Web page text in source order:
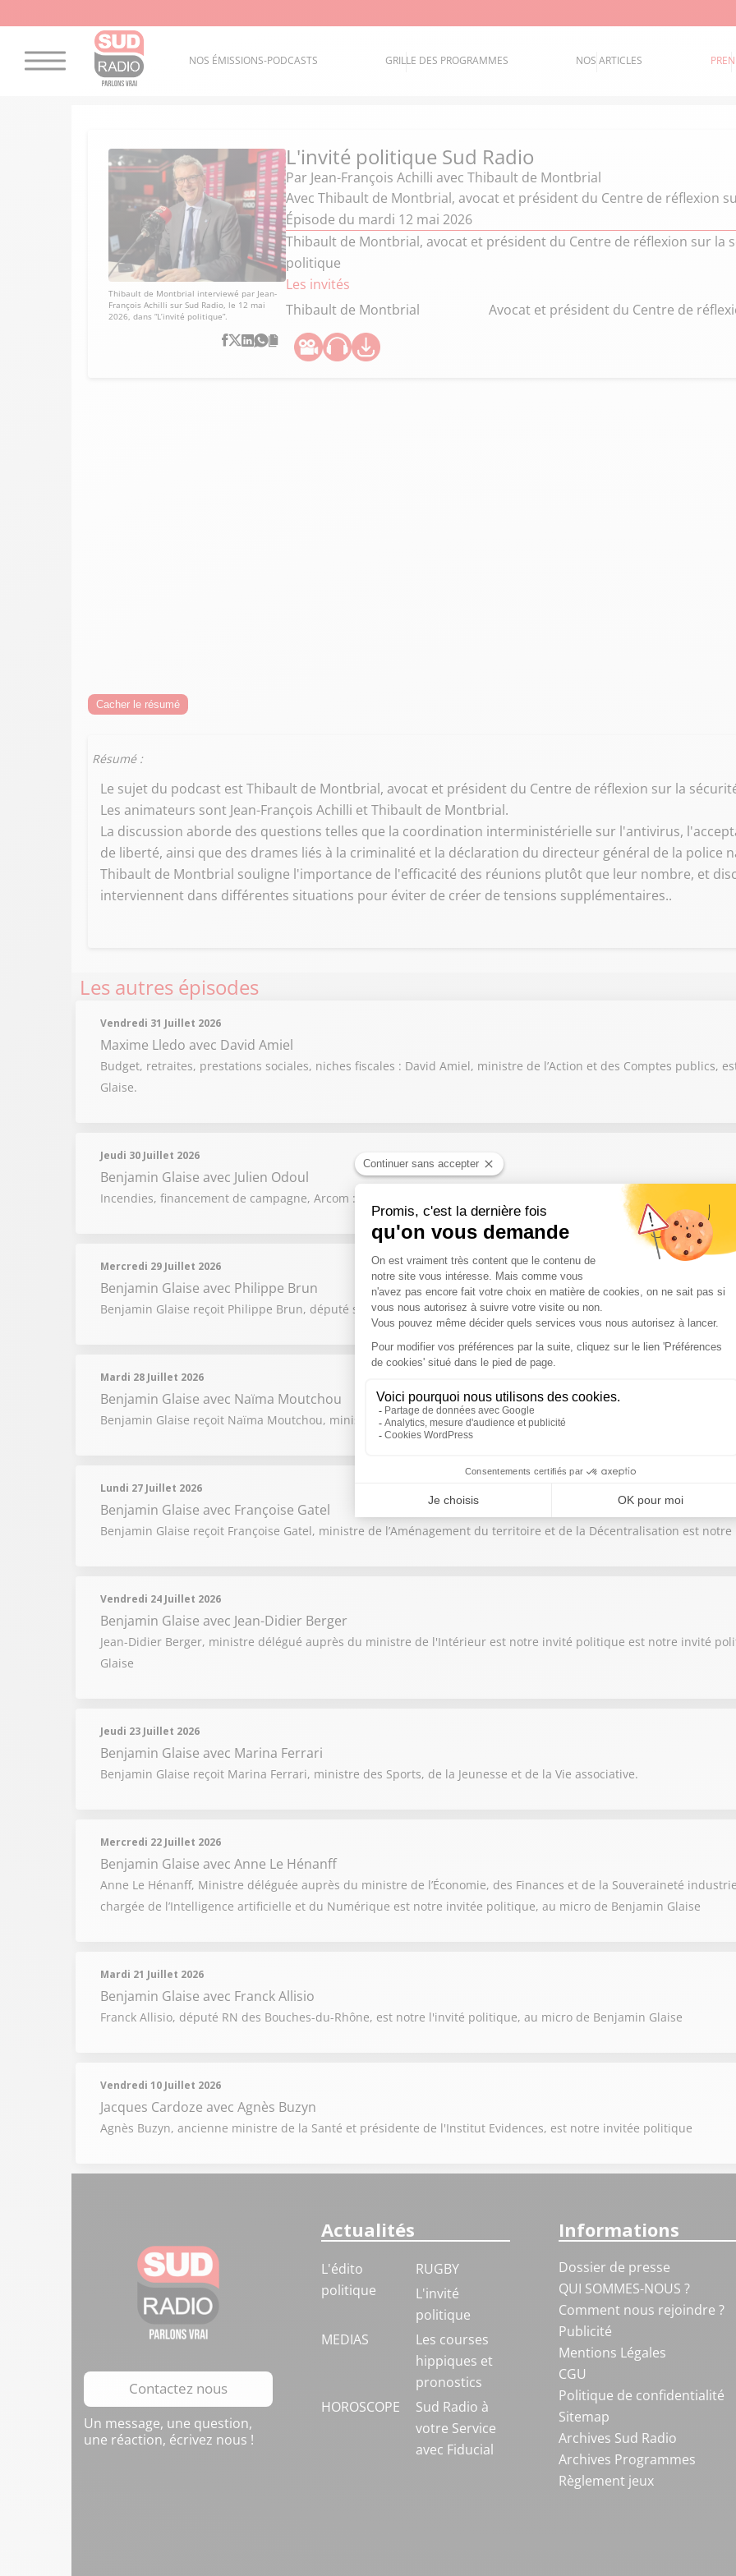
NOS ÉMISSIONS-PODCASTS GRILLE DES PROGRAMMES NOS ARTICLES
Thibault de Montbrial interviewé par Jean-
François Achilli sur Sud Radio, le 12 mai
2026, dans “L’invité politique”.
L'invité politique Sud Radio
Par Jean-François Achilli avec Thibault de Montbrial
Avec Thibault de Montbrial, avocat et président du Centre de réflexion
Épisode du mardi 12 mai 2026
Thibault de Montbrial, avocat et président du Centre de réflexion sur la
politique
Les invités
Thibault de Montbrial
Avocat et président du Centre de
Cacher le résumé
Résumé :
Le sujet du podcast est Thibault de Montbrial, avocat et président du Centre de réflexion sur la
Les animateurs sont Jean-François Achilli et Thibault de Montbrial.
La discussion aborde des questions telles que la coordination interministérielle sur l'antivirus,
de liberté, ainsi que des drames liés à la criminalité et la déclaration du directeur général de la police
Thibault de Montbrial souligne l'importance de l'efficacité des réunions plutôt que leur nombre, et
interviennent dans différentes situations pour éviter de créer de tensions supplémentaires..
Les autres épisodes
Vendredi 31 Juillet 2026
Maxime Lledo avec David Amiel
Budget, retraites, prestations sociales, niches fiscales : David Amiel, ministre de l’Action et des Comptes publics,
Glaise.
Jeudi 30 Juillet 2026
Benjamin Glaise avec Julien Odoul
Incendies, financement de campagne, Arcom : Benjamin Glaise reçoit Julien Odoul, député RN de l'Yonne.
Mercredi 29 Juillet 2026
Benjamin Glaise avec Philippe Brun
Benjamin Glaise reçoit Philippe Brun, député socialiste de l'Eure et candidat à la primaire du PS pour la
Mardi 28 Juillet 2026
Benjamin Glaise avec Naïma Moutchou
Benjamin Glaise reçoit Naïma Moutchou, ministre des Outre-mer sur Sud Radio.
Lundi 27 Juillet 2026
Benjamin Glaise avec Françoise Gatel
Benjamin Glaise reçoit Françoise Gatel, ministre de l’Aménagement du territoire et de la Décentralisation est
Vendredi 24 Juillet 2026
Benjamin Glaise avec Jean-Didier Berger
Jean-Didier Berger, ministre délégué auprès du ministre de l'Intérieur est notre invité politique est notre invité
Glaise
Jeudi 23 Juillet 2026
Benjamin Glaise avec Marina Ferrari
Benjamin Glaise reçoit Marina Ferrari, ministre des Sports, de la Jeunesse et de la Vie associative.
Mercredi 22 Juillet 2026
Benjamin Glaise avec Anne Le Hénanff
Anne Le Hénanff, Ministre déléguée auprès du ministre de l’Économie, des Finances et de la Souveraineté
chargée de l’Intelligence artificielle et du Numérique est notre invitée politique, au micro de Benjamin Glaise
Mardi 21 Juillet 2026
Benjamin Glaise avec Franck Allisio
Franck Allisio, député RN des Bouches-du-Rhône, est notre l'invité politique, au micro de Benjamin Glaise
Vendredi 10 Juillet 2026
Jacques Cardoze avec Agnès Buzyn
Agnès Buzyn, ancienne ministre de la Santé et présidente de l'Institut Evidences, est notre invitée politique
Contactez nous
Un message, une question,
une réaction, écrivez nous !
Actualités
L'édito
politique
RUGBY
L'invité
politique
MEDIAS
Les courses
hippiques et
pronostics
HOROSCOPE
Sud Radio à
votre Service
avec Fiducial
Informations
Dossier de presse
QUI SOMMES-NOUS ?
Comment nous rejoindre ?
Publicité
Mentions Légales
CGU
Politique de confidentialité
Sitemap
Archives Sud Radio
Archives Programmes
Règlement jeux